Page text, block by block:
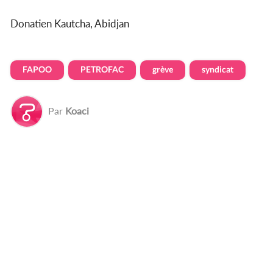
Donatien Kautcha, Abidjan
FAPOO PETROFAC grève syndicat
Par Koaci